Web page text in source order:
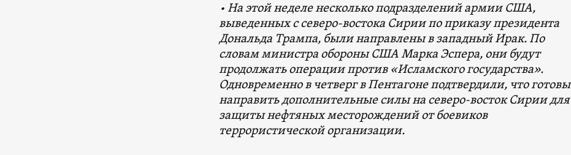
• На этой неделе несколько подразделений армии США,
выведенных с северо-востока Сирии по приказу президента
Дональда Трампа, были направлены в западный Ирак. По
словам министра обороны США Марка Эспера, они будут
продолжать операции против «Исламского государства».
Одновременно в четверг в Пентагоне подтвердили, что готовы
направить дополнительные силы на северо-восток Сирии для
защиты нефтяных месторождений от боевиков
террористической организации.